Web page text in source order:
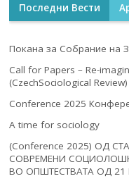
Последни Вести
Покана за Собрание на
Call for Papers – Re-
(CzechSociological Review)
Conference 2025
A time for sociology
(Conference 2025) ОД
СОВРЕМЕНИ
ВО ОПШТЕСТВАТА ОД 21